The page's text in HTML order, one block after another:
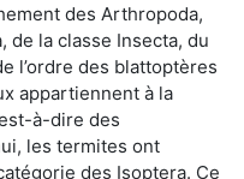
des Arthropoda,
de la classe Insecta, du
l’ordre des blattoptères
appartiennent à la
à-dire des
les termites ont
des Isoptera. Ce